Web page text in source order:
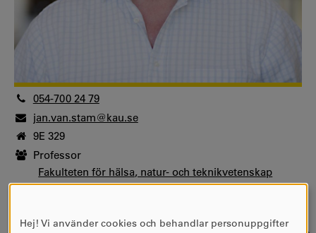
054-700 24 79
jan.van.stam@kau.se
9E 329
Professor
Fakulteten för hälsa, natur- och teknikvetenskap
Institutionen för ingenjörs- och kemivetenskaper
Ämnesföreträdare
Hej! Vi använder cookies och behandlar personuppgifter